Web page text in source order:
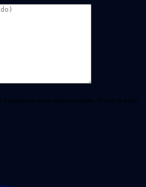
tratamiento de mis datos personales. He leído y acepto